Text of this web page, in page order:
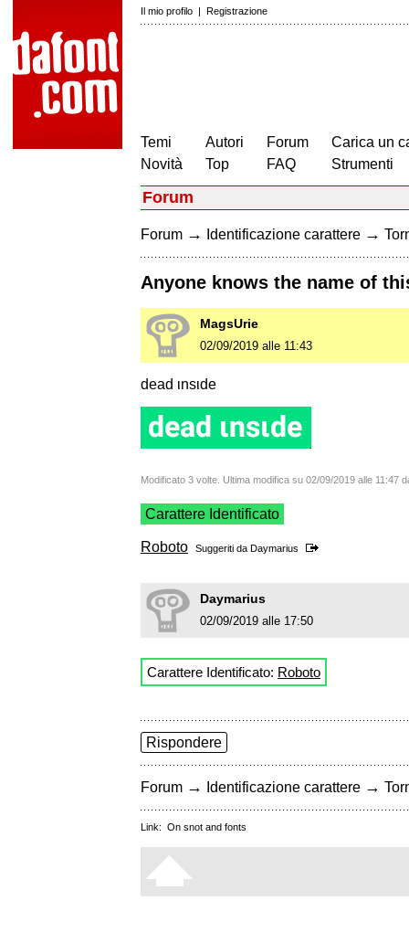
Il mio profilo | Registrazione
Temi
Novità
Autori
Top
Forum
FAQ
Carica un
Strumenti
Forum
Forum → Identificazione carattere →
Anyone knows the name of
MagsUrie
02/09/2019 alle 11:43
dead ιnѕιde
Modificato 3 volte. Ultima modifica su 02/09/2019 alle 11:47
Carattere Identificato
Roboto Suggeriti da Daymarius
Daymarius
02/09/2019 alle 17:50
Carattere Identificato: Roboto
Rispondere
Forum → Identificazione carattere →
Link: On snot and fonts